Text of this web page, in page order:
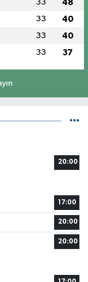
33 48
33 40
33 40
33 37
20:00
17:00
20:00
20:00